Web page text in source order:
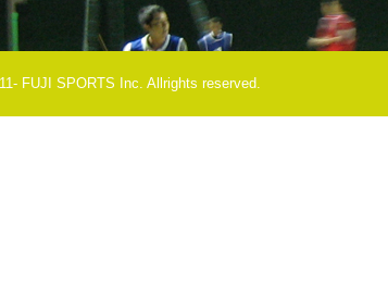
FUJI SPORTS Inc. Allrights reserved.